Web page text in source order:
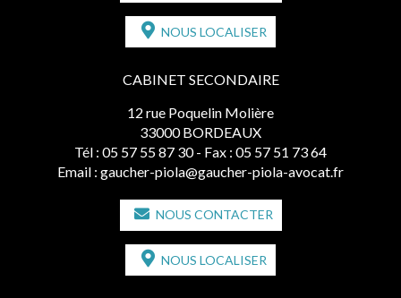
NOUS LOCALISER
CABINET SECONDAIRE
12 rue Poquelin Molière
33000 BORDEAUX
Tél : 05 57 55 87 30 - Fax : 05 57 51 73 64
Email : gaucher-piola@gaucher-piola-avocat.fr
NOUS CONTACTER
NOUS LOCALISER